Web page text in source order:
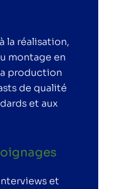
la réalisation,
montage en
production
de qualité
et aux
et